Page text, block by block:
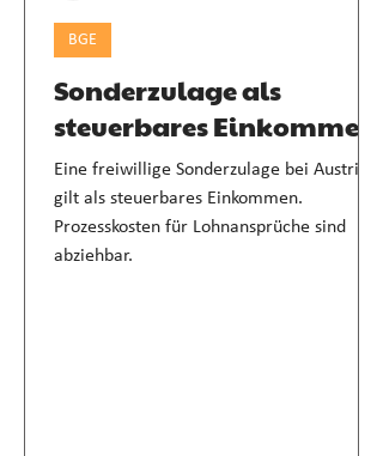
Sonderzulage als
steuerbares Einkommen
Eine freiwillige Sonderzulage bei Austritt
gilt als steuerbares Einkommen.
Prozesskosten für Lohnansprüche sind
abziehbar.
BGE